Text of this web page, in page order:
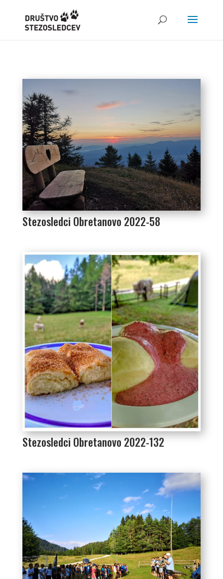
Stezosledci Obretanovo 2022-58
Stezosledci Obretanovo 2022-132